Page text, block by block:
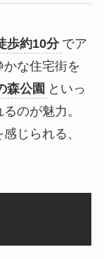
歩約10分 でア
な住宅街を
森公園 といっ
のが魅力。
じられる、